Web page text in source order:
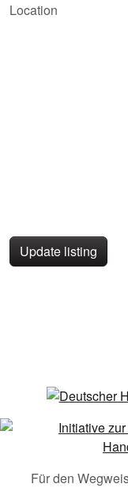
Location
Update listing
Für den